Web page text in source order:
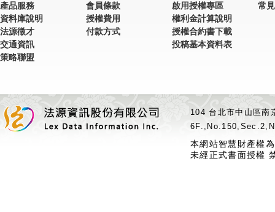
產品服務
資料庫說明
法源徵才
交通資訊
策略聯盟
會員條款
授權費用
付款方式
啟用授權專區
權利金計算說明
授權合約書下載
投稿基本資料表
常
104 台北市中山區
本網站智慧財產權
未經正式書面授權